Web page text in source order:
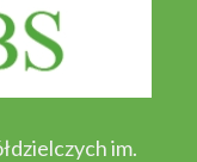
im.